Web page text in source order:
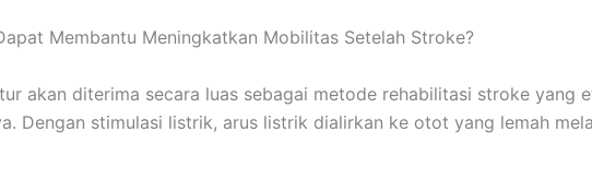
Membantu Meningkatkan Mobilitas Setelah Stroke?
akan diterima secara luas sebagai metode rehabilitasi stroke yang
Dengan stimulasi listrik, arus listrik dialirkan ke otot yang lemah